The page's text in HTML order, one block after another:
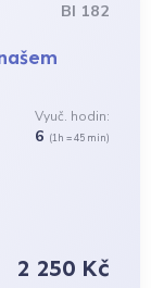
BI 182
Vyuč. hodin:
6 (1h = 45 min)
2 250 Kč